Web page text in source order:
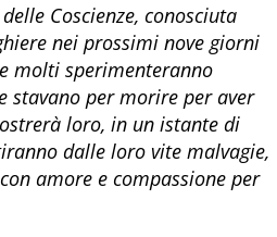
Coscienze, conosciuta
nei prossimi nove giorni
molti sperimenteranno
stavano per morire per aver
loro, in un istante di
dalle loro vite malvagie,
amore e compassione per